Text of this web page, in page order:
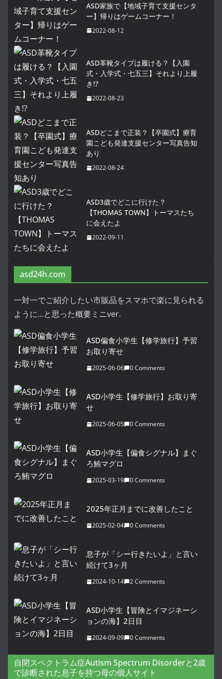
ASD家族で【地域子育て支援センタ
ー】帰りはゲームコーナー！
2022-08-12
ASD革靴タイプは履ける？【入園
式・入学式・七五三】それより上履
き!?
2022-08-23
ASDどこまで正装？【卒園式】療育
園こども発達支援センター写真告知
あり
2022-08-24
ASD3歳でどこに行けた？
【THOMAS TOWN】トーマスたち
に会えたよ
2022-09-11
asd24h.com
一対一でご紹介したい市販品をスマホで楽に見られる
ように…と思った概要ミニver.
ASD偏食小学生【修学旅行】予習
お取り寄せ
2025-06-06 0 Comments
ASD小学生【修学旅行】お取り寄
せ
2025-06-05 0 Comments
ASD小学生【偏食シグナル】まぐ
ろ鮪マグロ
2025-03-19 0 Comments
2025年正月までに改善したこと
2025-02-04 0 Comments
息子が「シー行きたいよ」と言い
続けて3ヶ月
2024-10-14 2 Comments
ASD小学生【冒険とイマジネーシ
ョンの海】2日目
2024-09-09 0 Comments
自閉スペクトラム症Autism Spectrum Disorderと2歳
で診断された息子を持つ母の個人サイト